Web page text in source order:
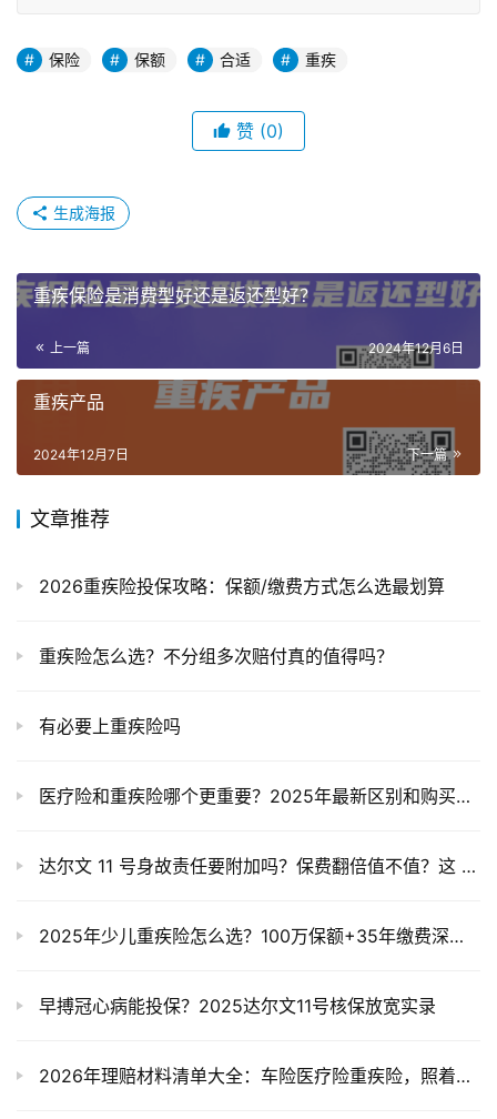
保险 保额 合适 重疾
赞 (0)
生成海报
重疾保险是消费型好还是返还型好？
上一篇 2024年12月6日
重疾产品
下一篇
2024年12月7日
文章推荐
2026重疾险投保攻略：保额/缴费方式怎么选最划算
重疾险怎么选？不分组多次赔付真的值得吗？
有必要上重疾险吗
医疗险和重疾险哪个更重要？2025年最新区别和购买攻略
达尔文 11 号身故责任要附加吗？保费翻倍值不值？这 3 类人必看！​
2025年少儿重疾险怎么选？100万保额+35年缴费深度解析
早搏冠心病能投保？2025达尔文11号核保放宽实录
2026年理赔材料清单大全：车险医疗险重疾险，照着准备一次过！